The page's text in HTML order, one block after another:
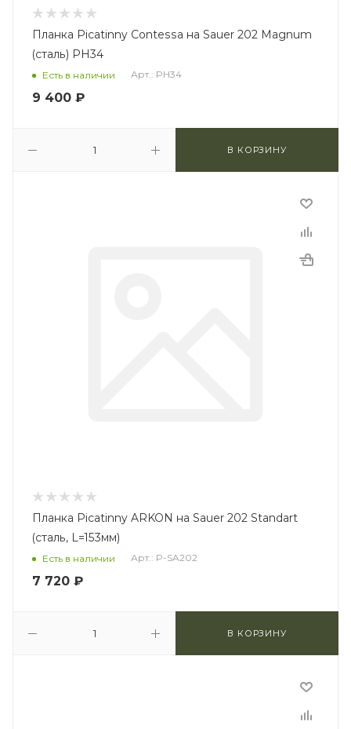
Планка Picatinny Contessa на Sauer 202 Magnum
(сталь) PH34
Есть в наличии Арт.: PH34
9 400 ₽
В КОРЗИНУ
Планка Picatinny ARKON на Sauer 202 Standart
(сталь, L=153мм)
Есть в наличии Арт.: P-SA202
7 720 ₽
В КОРЗИНУ